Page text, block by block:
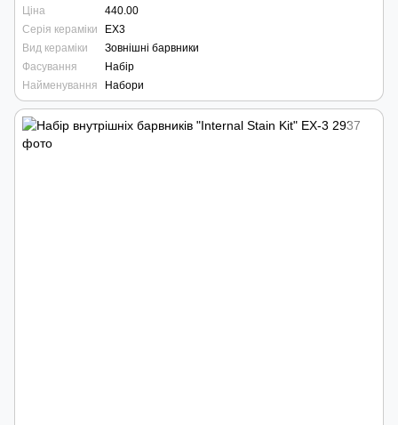
Ціна
440.00
Серія кераміки
EX3
Вид кераміки
Зовнішні барвники
Фасування
Набір
Найменування
Набори